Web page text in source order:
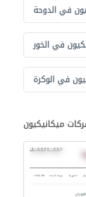
في الدوحة
في الخور
في الوكرة